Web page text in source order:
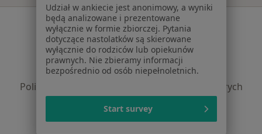
Serwis
Regulamin
Polityka prywatności pacjentów
Polityka prywatności profesjonalistów
Polityka prywatności dla profesjonalistów, których
Polityka cookies
Udział w ankiecie jest anonimowy, a wyniki
będą analizowane i prezentowane
wyłącznie w formie zbiorczej. Pytania
dotyczące nastolatków są skierowane
wyłącznie do rodziców lub opiekunów
prawnych. Nie zbieramy informacji
bezpośrednio od osób niepełnoletnich.
Start survey